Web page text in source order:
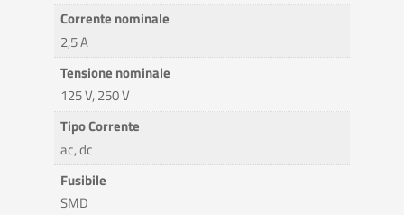
Corrente nominale
2,5 A
Tensione nominale
125 V, 250 V
Tipo Corrente
ac, dc
Fusibile
SMD